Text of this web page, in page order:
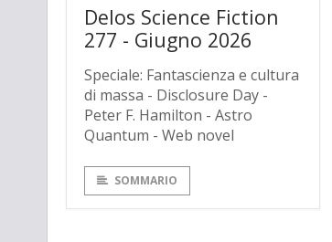
Delos Science Fiction
277 - Giugno 2026
Speciale: Fantascienza e cultura
di massa - Disclosure Day -
Peter F. Hamilton - Astro
Quantum - Web novel
SOMMARIO